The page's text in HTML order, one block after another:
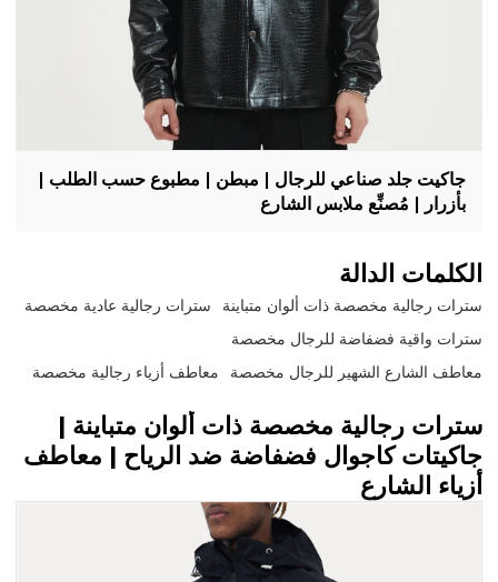
جاكيت جلد صناعي للرجال | مبطن | مطبوع حسب الطلب |
بأزرار | مُصنِّع ملابس الشارع
الكلمات الدالة
سترات رجالية مخصصة ذات ألوان متباينة
سترات رجالية عادية مخصصة
سترات واقية فضفاضة للرجال مخصصة
معاطف الشارع الشهير للرجال مخصصة
معاطف أزياء رجالية مخصصة
سترات رجالية مخصصة ذات ألوان متباينة |
جاكيتات كاجوال فضفاضة ضد الرياح | معاطف
أزياء الشارع